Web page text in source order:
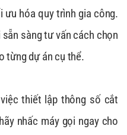
ưu hóa quy trình gia công.
sàng tư vấn cách chọn
từng dự án cụ thể.
thiết lập thông số cắt
nhấc máy gọi ngay cho